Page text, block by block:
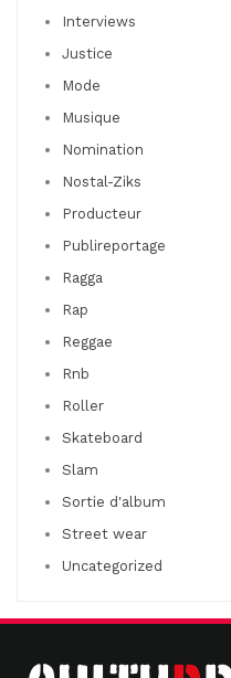
Interviews
Justice
Mode
Musique
Nomination
Nostal-Ziks
Producteur
Publireportage
Ragga
Rap
Reggae
Rnb
Roller
Skateboard
Slam
Sortie d'album
Street wear
Uncategorized